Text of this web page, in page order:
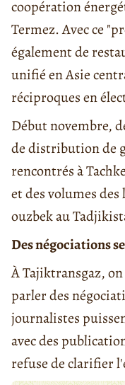
coopération
Termez. Avec ce
également de
unifié en Asie
réciproques en
Début novembre,
de distribution de
rencontrés à
et des volumes
ouzbek au
Des négociations
À Tajiktransgaz,
parler des
journalistes
avec des
refuse de clarifier